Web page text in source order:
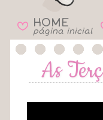
B HOME
página inicial
As